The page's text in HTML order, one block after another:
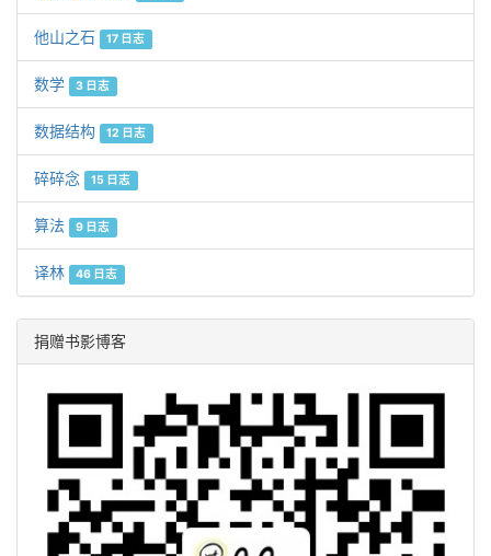
他山之石 17 日志
数学 3 日志
数据结构 12 日志
碎碎念 15 日志
算法 9 日志
译林 46 日志
捐赠书影博客